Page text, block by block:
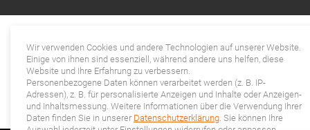
Wir verwenden Cookies und andere Technologien auf unserer Website.
Einige von ihnen sind essenziell, während andere uns helfen, diese
Website und Ihre Erfahrung zu verbessern.
Personenbezogene Daten können verarbeitet werden (z. B. IP-
Adressen), z. B. für personalisierte Anzeigen und Inhalte oder Anzeigen-
und Inhaltsmessung. Weitere Informationen über die Verwendung Ihrer
Daten finden Sie in unserer Datenschutzerklärung . Sie können Ihre